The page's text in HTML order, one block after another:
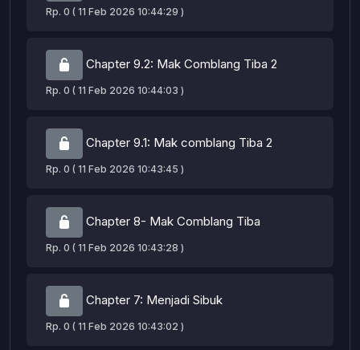
Rp. 0 ( 11 Feb 2026 10:44:29 )
Chapter 9.2: Mak Comblang Tiba 2
Rp. 0 ( 11 Feb 2026 10:44:03 )
Chapter 9.1: Mak comblang Tiba 2
Rp. 0 ( 11 Feb 2026 10:43:45 )
Chapter 8- Mak Comblang Tiba
Rp. 0 ( 11 Feb 2026 10:43:28 )
Chapter 7: Menjadi Sibuk
Rp. 0 ( 11 Feb 2026 10:43:02 )